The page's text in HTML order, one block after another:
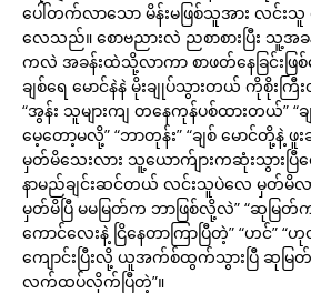
ပေါ်တက်လာသော မိန်းမဖြစ်သူအား လင်
လေသည်။ စောဗညားလဲ ညစာစားပြီး သူ့အ
ကလဲ အခန်းထဲသို့လာကာ စာဖတ်နေခြင်း
ချစ်ရေ မောင်နဲနဲ မိုးချုပ်သွားတယ် ကိုစိုးကြီ
“အွန်း သူများကျ တနေကုန်ပစ်ထားတယ်” “
မေ့တော့မလို့” “ဘာတုန်း” “ချစ် မောင်တို့
မှတ်မိသေးလား သူ့ယောက်ျားကဆုံးသွားပြီလ
နာမည်ချင်းဆင်တယ် လင်းသူပဲလေ မှတ်မိလာ
မှတ်မိပြီ မမမြတ်က ဘာဖြစ်လို့လဲ” “ဆုမြတ်
ကောင်လေးနဲ့ ငြိနေတာကြာပြီတဲ့” “ဟင်
ကျောင်းပြီးလို့ ယူအက်စ်ထွက်သွားပြီ ဆုမြ
လက်ထပ်လိုက်ပြီတဲ့”။